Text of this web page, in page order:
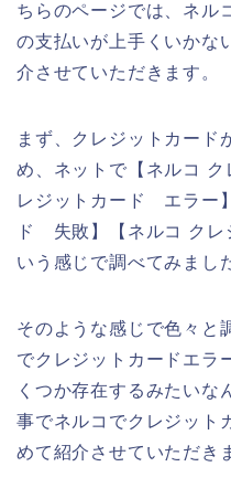
ちらのページでは、ネル
の支払いが上手くいかな
介させていただきます。
まず、クレジットカード
め、ネットで【ネルコ
レジットカード エラー
ド 失敗】【ネルコ ク
いう感じで調べてみまし
そのような感じで色々と
でクレジットカードエラ
くつか存在するみたいな
事でネルコでクレジット
めて紹介させていただき